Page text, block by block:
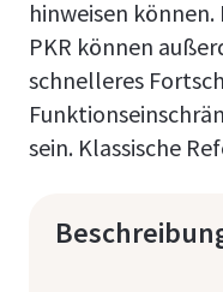
hinweisen
PKR können
schnelleres
sein. Klassische